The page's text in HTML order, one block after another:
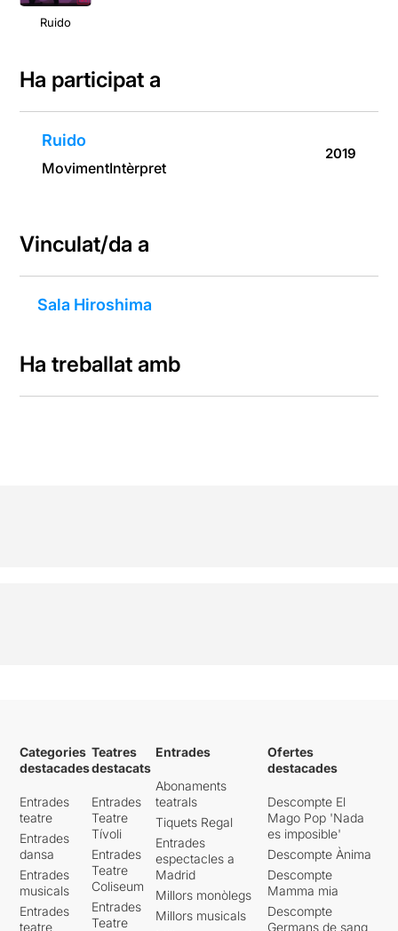
Ruido
Ha participat a
Ruido
MovimentIntèrpret
2019
Vinculat/da a
Sala Hiroshima
Ha treballat amb
Categories
destacades
Entrades
teatre
Entrades
dansa
Entrades
musicals
Entrades
teatre
Teatres
destacats
Entrades
Teatre
Tívoli
Entrades
Teatre
Coliseum
Entrades
Teatre
Entrades
Abonaments
teatrals
Tiquets Regal
Entrades
espectacles a
Madrid
Millors monòlegs
Millors musicals
Ofertes
destacades
Descompte El
Mago Pop 'Nada
es imposible'
Descompte Ànima
Descompte
Mamma mia
Descompte
Germans de sang